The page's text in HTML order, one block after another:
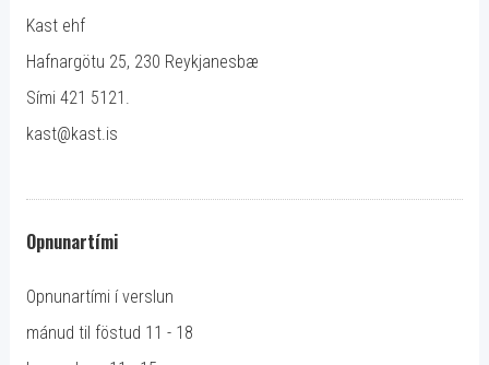
Kast ehf
Hafnargötu 25, 230 Reykjanesbæ
Sími 421 5121.
kast@kast.is
Opnunartími
Opnunartími í verslun
mánud til föstud 11 - 18